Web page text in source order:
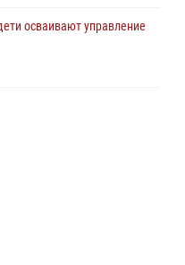
охраны Росгвардии по
осваивают управление